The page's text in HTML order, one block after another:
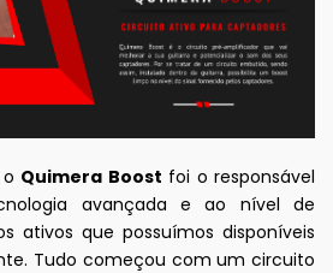
Quimera Boost foi o responsável
avançada e ao nível de
ativos que possuímos disponíveis
Tudo começou com um circuito